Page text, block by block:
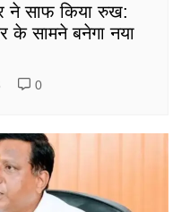
ने साफ किया रुख:
के सामने बनेगा नया
0